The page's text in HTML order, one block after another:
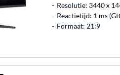
Resolutie: 3440 x
Reactietijd: 1 ms
Formaat: 21:9